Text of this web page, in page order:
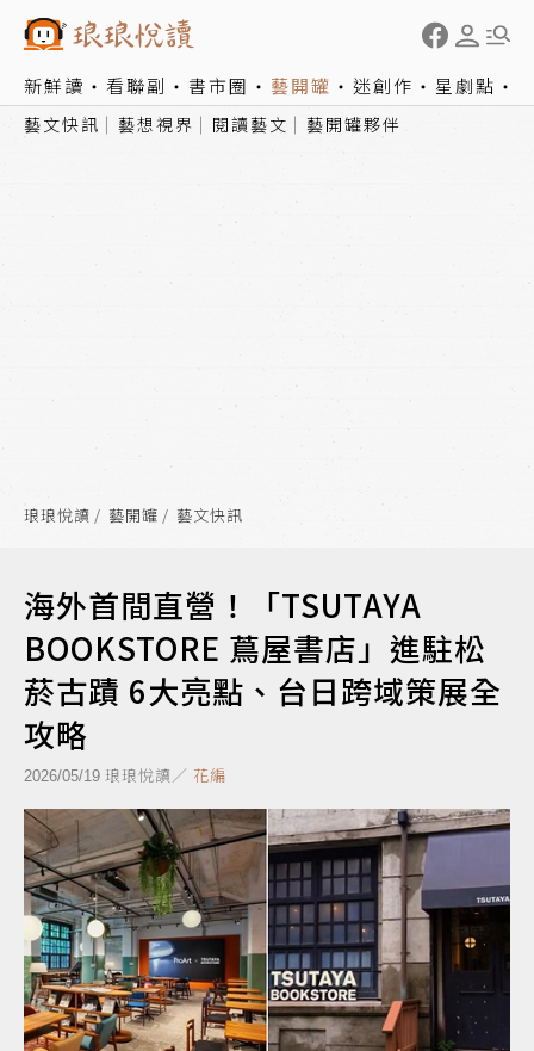
新鮮讀 看聯副 書市圈 藝開罐 迷創作 星劇點
藝文快訊 藝想視界 閱讀藝文 藝開罐夥伴
琅琅悅讀 藝開罐 藝文快訊
海外首間直營！「TSUTAYA
BOOKSTORE 蔦屋書店」進駐松
菸古蹟 6大亮點、台日跨域策展全
攻略
2026/05/19 琅琅悅讀／ 花編